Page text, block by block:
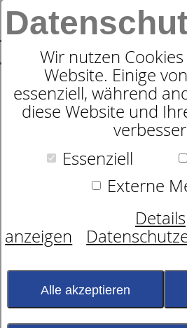
Wir nutzen
Website. Einige
essenziell, während
diese Website und
Essenziell
Externe
Details
anzeigen
Alle akzeptieren
Motorrahmen
dormabell